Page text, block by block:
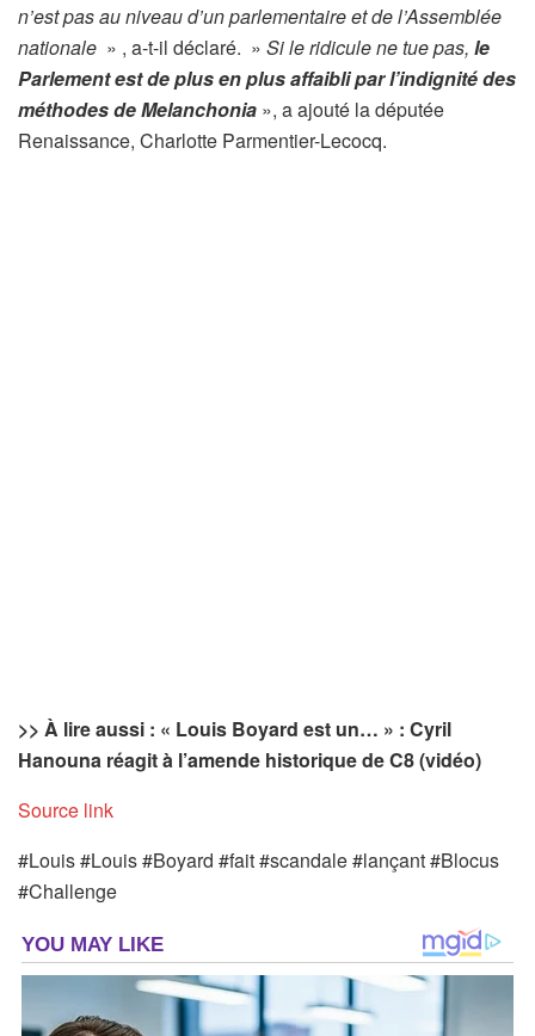
n’est pas au niveau d’un parlementaire et de l’Assemblée
nationale » , a-t-il déclaré. » Si le ridicule ne tue pas, le
Parlement est de plus en plus affaibli par l’indignité des
méthodes de Melanchonia », a ajouté la députée
Renaissance, Charlotte Parmentier-Lecocq.
>> À lire aussi : « Louis Boyard est un… » : Cyril
Hanouna réagit à l’amende historique de C8 (vidéo)
Source link
#Louis #Louis #Boyard #fait #scandale #lançant #Blocus
#Challenge